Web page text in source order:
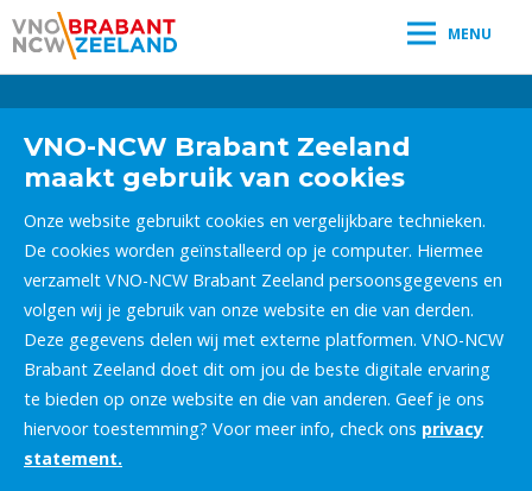
MENU
VNO-NCW Brabant Zeeland
maakt gebruik van cookies
Onze website gebruikt cookies en vergelijkbare technieken.
De cookies worden geïnstalleerd op je computer. Hiermee
verzamelt VNO-NCW Brabant Zeeland persoonsgegevens en
volgen wij je gebruik van onze website en die van derden.
Deze gegevens delen wij met externe platformen. VNO-NCW
Brabant Zeeland doet dit om jou de beste digitale ervaring
te bieden op onze website en die van anderen. Geef je ons
hiervoor toestemming? Voor meer info, check ons privacy
statement.